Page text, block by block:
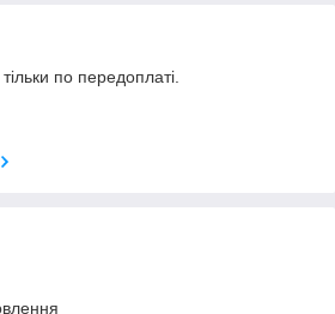
по передоплаті.